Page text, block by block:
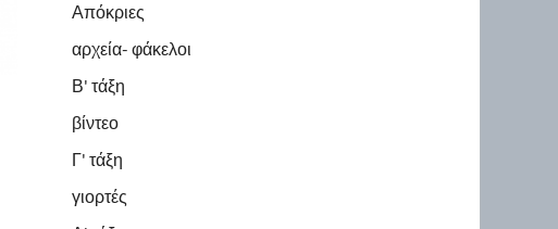
Απόκριες
αρχεία- φάκελοι
Β' τάξη
βίντεο
Γ' τάξη
γιορτές